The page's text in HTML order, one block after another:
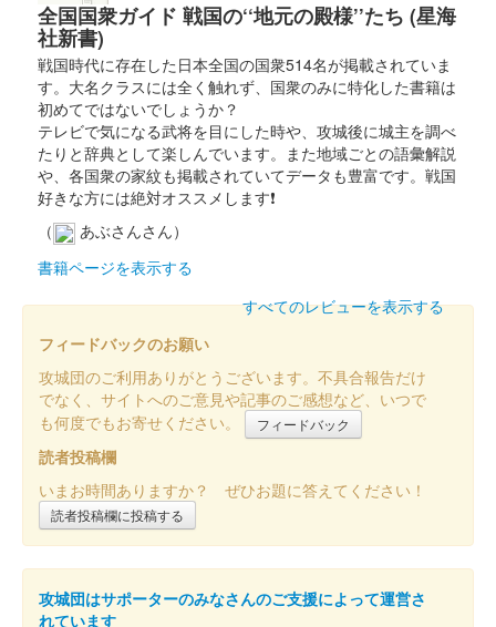
全国国衆ガイド 戦国の‘‘地元の殿様’’たち (星海
社新書)
戦国時代に存在した日本全国の国衆514名が掲載されていま
す。大名クラスには全く触れず、国衆のみに特化した書籍は
初めてではないでしょうか？
テレビで気になる武将を目にした時や、攻城後に城主を調べ
たりと辞典として楽しんでいます。また地域ごとの語彙解説
や、各国衆の家紋も掲載されていてデータも豊富です。戦国
好きな方には絶対オススメします❗
（
あぶさんさん）
書籍ページを表示する
すべてのレビューを表示する
フィードバックのお願い
攻城団のご利用ありがとうございます。不具合報告だけ
でなく、サイトへのご意見や記事のご感想など、いつで
も何度でもお寄せください。
フィードバック
読者投稿欄
いまお時間ありますか？ ぜひお題に答えてください！
読者投稿欄に投稿する
攻城団はサポーターのみなさんのご支援によって運営さ
れています